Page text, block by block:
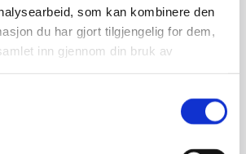
som kan kombinere den
du har gjort tilgjengelig for dem,
inn gjennom din bruk av
RUNDEMANEN
aut fugit, sed quia consequuntur